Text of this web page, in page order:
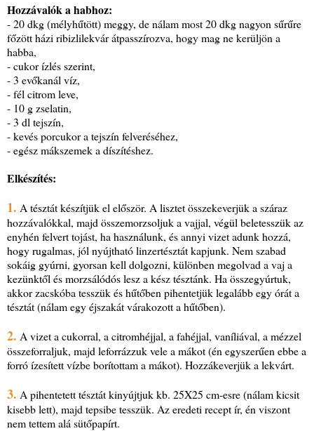
Hozzávalók a habhoz:
- 20 dkg (mélyhűtött) meggy, de nálam most 20 dkg nagyon sűrűre
főzött házi ribizlilekvár átpasszírozva, hogy mag ne kerüljön a
habba,
- cukor ízlés szerint,
- 3 evőkanál víz,
- fél citrom leve,
- 10 g zselatin,
- 3 dl tejszín,
- kevés porcukor a tejszín felveréséhez,
- egész mákszemek a díszítéshez.
Elkészítés:
1. A tésztát készítjük el először. A lisztet összekeverjük a száraz
hozzávalókkal, majd összemorzsoljuk a vajjal, végül beletesszük az
enyhén felvert tojást, ha használunk, és annyi vizet adunk hozzá,
hogy rugalmas, jól nyújtható linzertésztát kapjunk. Nem szabad
sokáig gyúrni, gyorsan kell dolgozni, különben megolvad a vaj a
kezünktől és morzsálódós lesz a kész tésztánk. Ha összegyúrtuk,
akkor zacskóba tesszük és hűtőben pihentetjük legalább egy órát a
tésztát (nálam egy éjszakát várakozott a hűtőben).
2. A vizet a cukorral, a citromhéjjal, a fahéjjal, vaníliával, a mézzel
összeforraljuk, majd leforrázzuk vele a mákot (én egyszerűen ebbe a
forró ízesített vízbe borítottam a mákot). Hozzákeverjük a lekvárt.
3. A pihentetett tésztát kinyújtjuk kb. 25X25 cm-esre (nálam kicsit
kisebb lett), majd tepsibe tesszük. Az eredeti recept ír, én viszont
nem tettem alá sütőpapírt.